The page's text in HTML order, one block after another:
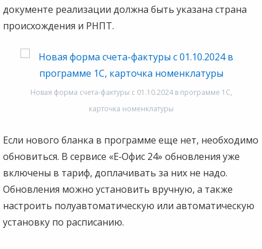
документе реализации должна быть указана страна
происхождения и РНПТ.
Новая форма счета-фактуры с 01.10.2024 в программе 1С,
карточка номенклатуры
Если нового бланка в программе еще нет, необходимо
обновиться. В сервисе «Е‑Офис 24» обновления уже
включены в тариф, доплачивать за них не надо.
Обновления можно установить вручную, а также
настроить полуавтоматическую или автоматическую
установку по расписанию.